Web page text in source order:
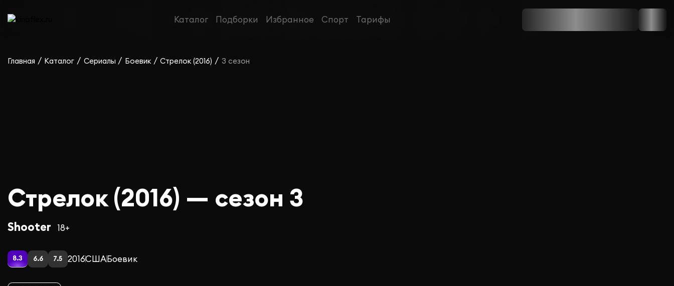
Каталог Подборки Избранное Спорт Тарифы
Главная / Каталог / Сериалы / Боевик / Стрелок (2016) / 3 сезон
Стрелок (2016) — сезон 3
Shooter 18+
8.3 6.6 7.5 2016СШАБоевик